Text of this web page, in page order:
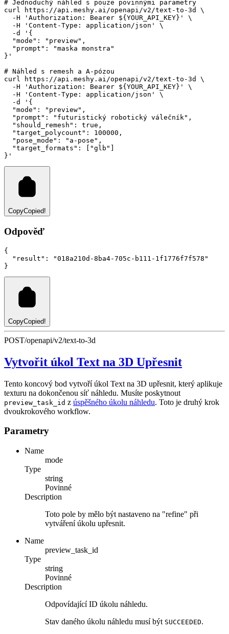
# Jednoduchý náhled s pouze povinnými parametry
curl
https://api.meshy.ai/openapi/v2/text-to-3d
\
-H
'Authorization: Bearer ${YOUR_API_KEY}'
\
-H
'Content-Type: application/json'
\
-d
'{
  "mode": "preview",
  "prompt": "maska monstra"
}'
# Náhled s remesh a A-pózou
curl
https://api.meshy.ai/openapi/v2/text-to-3d
\
-H
'Authorization: Bearer ${YOUR_API_KEY}'
\
-H
'Content-Type: application/json'
\
-d
'{
  "mode": "preview",
  "prompt": "futuristický robotický válečník",
  "should_remesh": true,
  "target_polycount": 100000,
  "pose_mode": "a-pose",
  "target_formats": ["glb"]
}'
CopyCopied!
Odpověď
{
"result" :
"018a210d-8ba4-705c-b111-1f1776f7f578"
}
CopyCopied!
POST/openapi/v2/text-to-3d
Vytvořit úkol Text na 3D Upřesnit
Tento koncový bod vytvoří úkol Text na 3D upřesnit, který aplikuje
texturu na dokončenou síť náhledu. Musíte poskytnout
preview_task_id z úspěšného úkolu náhledu. Toto je druhý krok
dvoukrokového workflow.
Parametry
Name
mode
Type
string
Povinné
Description
Toto pole by mělo být nastaveno na "refine" při
vytváření úkolu upřesnit.
Name
preview_task_id
Type
string
Povinné
Description
Odpovídající ID úkolu náhledu.
Stav daného úkolu náhledu musí být SUCCEEDED.